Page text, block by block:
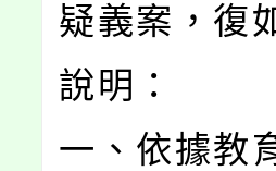
疑義案，復
說明：
一、依據教